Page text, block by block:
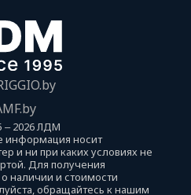
‒ 2026 ЛДМ
информация носит
и ни при каких условиях не
Для получения
наличии и стоимости
обращайтесь к нашим